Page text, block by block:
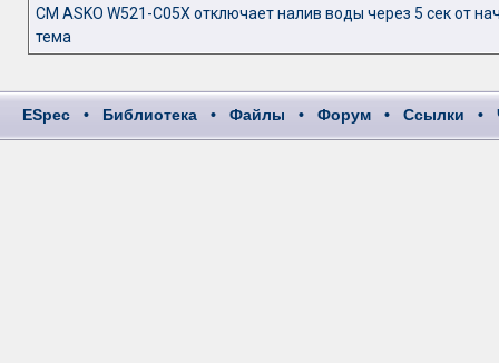
СМ ASKO W521-C05X отключает налив воды через 5 сек от
тема
ESpec • Библиотека • Файлы • Форум • Ссылки •